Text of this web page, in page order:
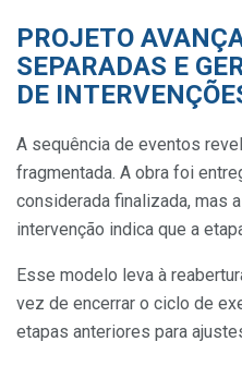
PROJETO
SEPARADAS E
DE
A sequência de eventos
fragmentada. A obra foi
considerada finalizada, mas
intervenção indica que a
Esse modelo leva à
vez de encerrar o ciclo de
etapas anteriores para